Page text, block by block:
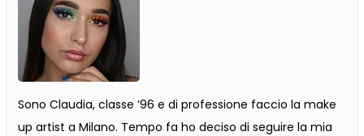
Sono Claudia, classe ’96 e di professione faccio la make
up artist a Milano. Tempo fa ho deciso di seguire la mia